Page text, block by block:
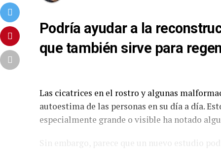
Podría ayudar a la
que también sirve para
Las cicatrices en el rostro y algunas
autoestima de las personas en su día a día.
especialmente grande o visible ha notado
Sin embargo, parece que un nuevo estudio